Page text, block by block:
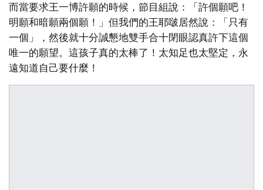
而當要求王一博許願的時候，節目組說：「許個願吧！
明願和暗願兩個願！」但我們的王耶啵居然說：「只有
一個」，然後就十分誠懇地雙手合十閉眼認真許下這個
唯一的願望。這孩子真的太棒了！太知足也太堅定，永
遠知道自己要什麼！